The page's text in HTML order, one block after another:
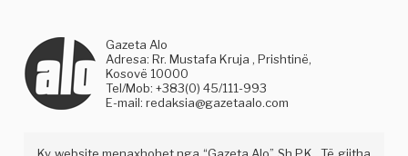
Gazeta Alo
Adresa: Rr. Mustafa Kruja , Prishtinë,
Kosovë 10000
Tel/Mob: +383(0) 45/111-993
E-mail:redaksia@gazetaalo.com
Ky website menaxhohet nga “Gazeta Alo” Sh.P.K . Të gjitha